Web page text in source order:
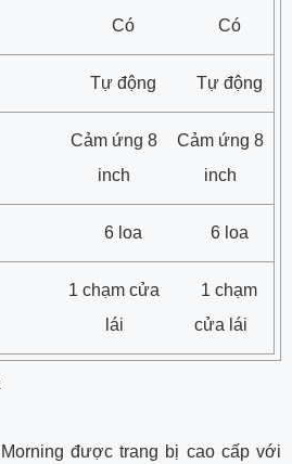
Có Có
Tự động Tự động
Cảm ứng 8
inch
Cảm ứng 8
inch
6 loa 6 loa
1 chạm cửa
lái
1 chạm
cửa lái
được trang bị cao cấp với